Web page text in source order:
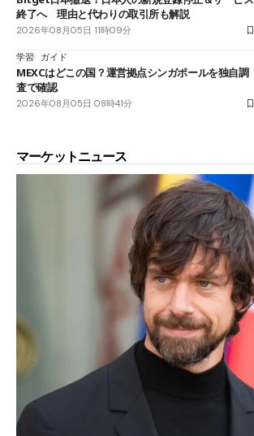
終了へ 理由と代わりの取引所も解説
2026年08月05日 11時09分
学習 ガイド
MEXCはどこの国？運営拠点シンガポールを独自調
査で確認
2026年08月05日 08時41分
マーケットニュース